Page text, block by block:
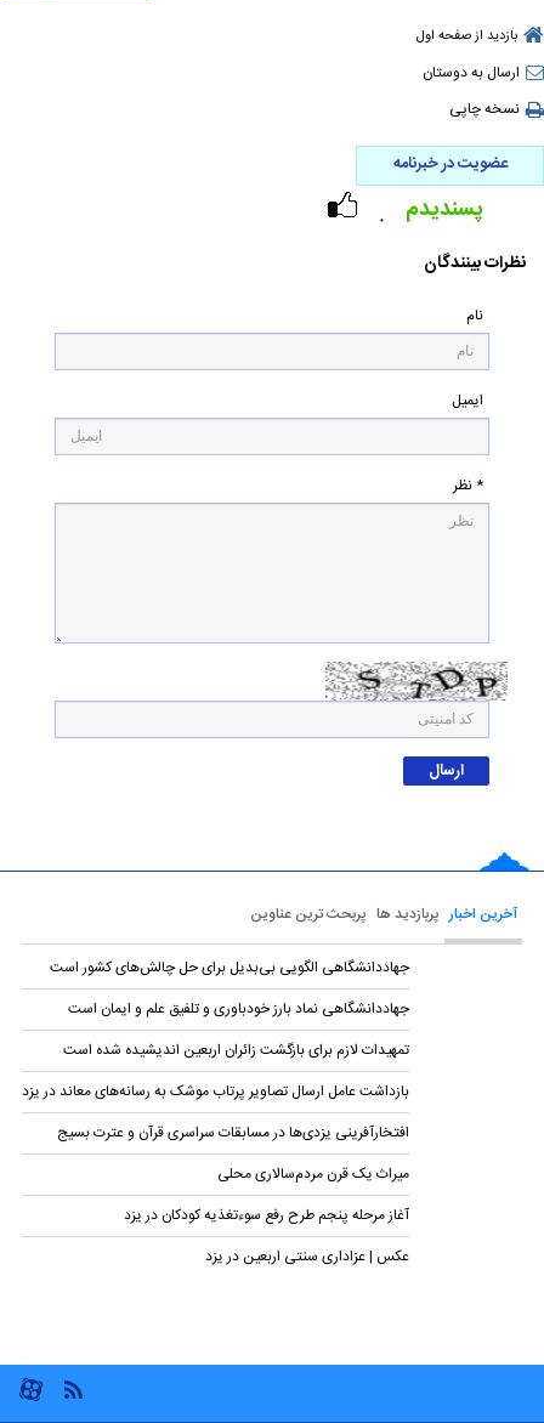
بازدید از صفحه اول
ارسال به دوستان
نسخه چاپی
عضویت در خبرنامه
۰ پسندیدم
نظرات بینندگان
نام
ایمیل
* نظر
آخرین اخبار پربازدید ها پربحث ترین عناوین
جهاددانشگاهی الگویی بی‌بدیل برای حل چالش‌های کشور است
جهاددانشگاهی نماد بارز خودباوری و تلفیق علم و ایمان است
تمهیدات لازم برای بازگشت زائران اربعین اندیشیده شده است
بازداشت عامل ارسال تصاویر پرتاب موشک به رسانه‌های معاند در یزد
افتخارآفرینی یزدی‌ها در مسابقات سراسری قرآن و عترت بسیج
میراث یک قرن مردم‌سالاری محلی
آغاز مرحله پنجم طرح رفع سوءتغذیه کودکان در یزد
عکس | عزاداری سنتی اربعین در یزد